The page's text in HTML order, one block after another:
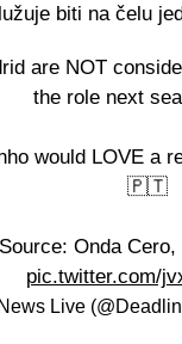
biti na čelu
are NOT
the role next
would LOVE a
🇵🇹
Onda Cero,
pic.twitter.com/
Live